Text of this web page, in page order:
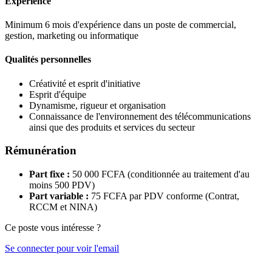
Minimum 6 mois d'expérience dans un poste de commercial,
gestion, marketing ou informatique
Qualités personnelles
Créativité et esprit d'initiative
Esprit d'équipe
Dynamisme, rigueur et organisation
Connaissance de l'environnement des télécommunications
ainsi que des produits et services du secteur
Rémunération
Part fixe : 50 000 FCFA (conditionnée au traitement d'au
moins 500 PDV)
Part variable : 75 FCFA par PDV conforme (Contrat,
RCCM et NINA)
Ce poste vous intéresse ?
Se connecter pour voir l'email